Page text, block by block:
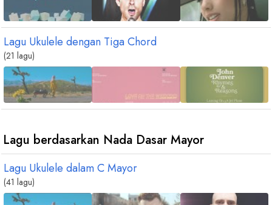
Lagu Ukulele dengan Tiga Chord
(21 lagu)
Lagu berdasarkan Nada Dasar Mayor
Lagu Ukulele dalamCMayor
(41 lagu)